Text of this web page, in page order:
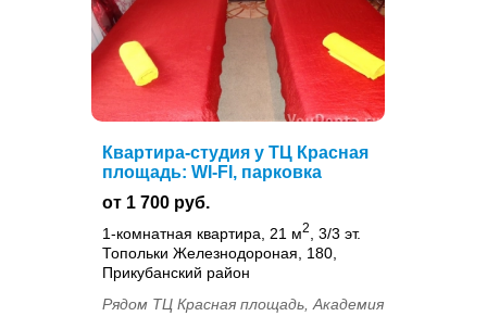
Квартира-студия у ТЦ Красная
площадь: WI-FI, парковка
от 1 700 руб.
1-комнатная квартира, 21 м2
, 3/3 эт.
Топольки Железнодороная, 180,
Прикубанский район
Рядом ТЦ Красная площадь, Академия